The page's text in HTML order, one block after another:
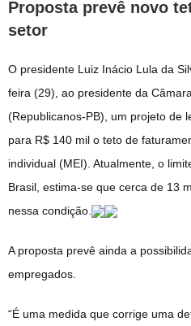
Proposta prevê novo
setor
O presidente Luiz Inácio Lula da
feira (29), ao presidente da
(Republicanos-PB), um projeto de
para R$ 140 mil o teto de
individual (MEI). Atualmente, o
Brasil, estima-se que cerca de 13
nessa condição.
A proposta prevê ainda a
empregados.
“É uma medida que corrige uma